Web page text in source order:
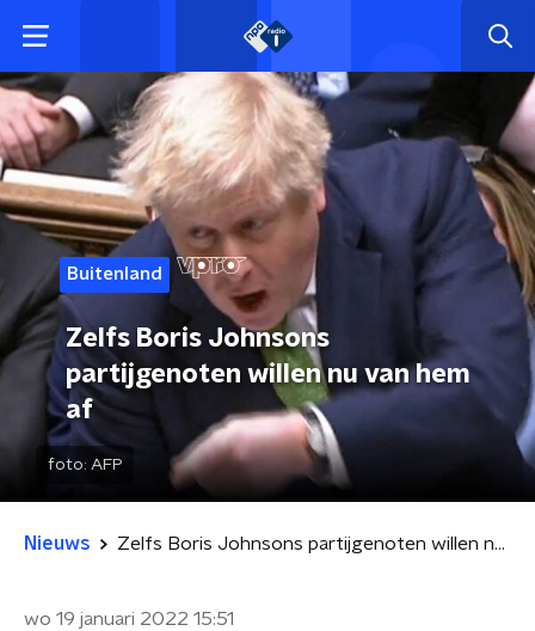
Buitenland
Zelfs Boris Johnsons
partijgenoten willen nu van hem
af
foto: AFP
Nieuws Zelfs Boris Johnsons partijgenoten willen nu van hem af
wo 19 januari 2022 15:51